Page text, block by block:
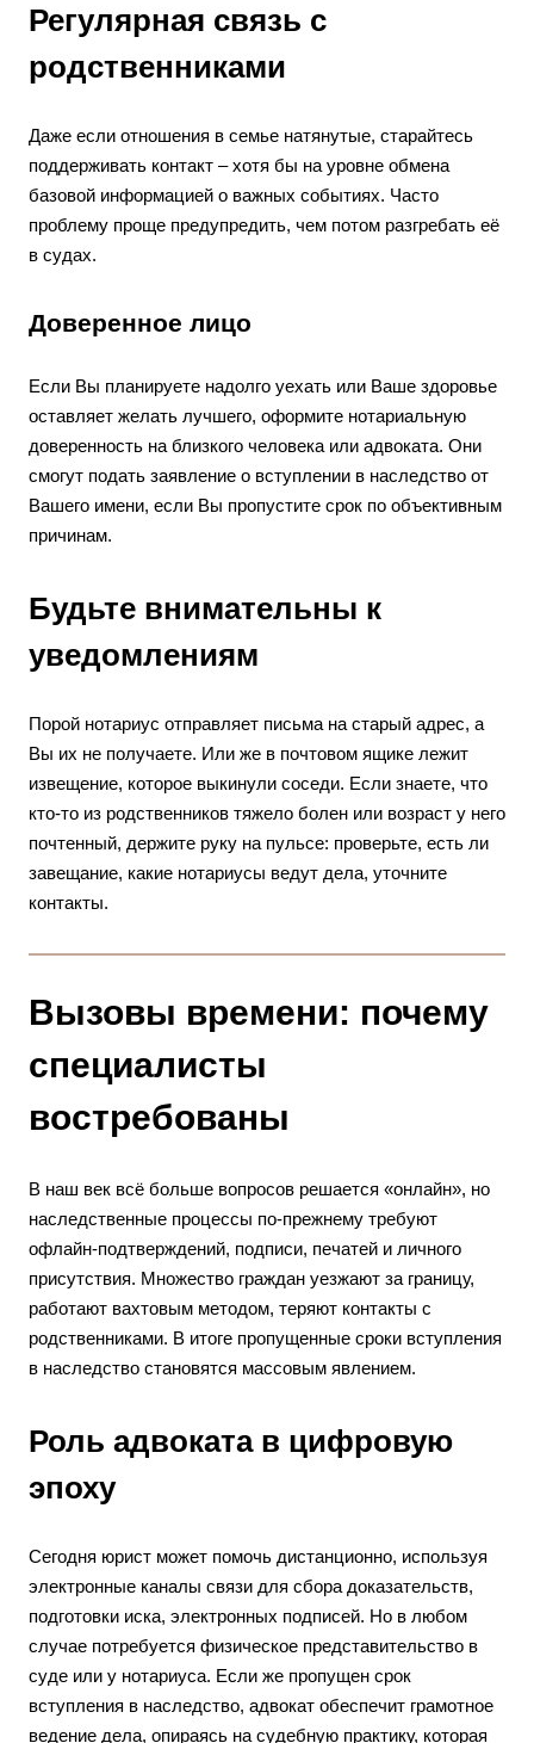
Регулярная связь с
родственниками
Даже если отношения в семье натянутые, старайтесь
поддерживать контакт – хотя бы на уровне обмена
базовой информацией о важных событиях. Часто
проблему проще предупредить, чем потом разгребать её
в судах.
Доверенное лицо
Если Вы планируете надолго уехать или Ваше здоровье
оставляет желать лучшего, оформите нотариальную
доверенность на близкого человека или адвоката. Они
смогут подать заявление о вступлении в наследство от
Вашего имени, если Вы пропустите срок по объективным
причинам.
Будьте внимательны к
уведомлениям
Порой нотариус отправляет письма на старый адрес, а
Вы их не получаете. Или же в почтовом ящике лежит
извещение, которое выкинули соседи. Если знаете, что
кто-то из родственников тяжело болен или возраст у него
почтенный, держите руку на пульсе: проверьте, есть ли
завещание, какие нотариусы ведут дела, уточните
контакты.
Вызовы времени: почему
специалисты
востребованы
В наш век всё больше вопросов решается «онлайн», но
наследственные процессы по-прежнему требуют
офлайн-подтверждений, подписи, печатей и личного
присутствия. Множество граждан уезжают за границу,
работают вахтовым методом, теряют контакты с
родственниками. В итоге пропущенные сроки вступления
в наследство становятся массовым явлением.
Роль адвоката в цифровую
эпоху
Сегодня юрист может помочь дистанционно, используя
электронные каналы связи для сбора доказательств,
подготовки иска, электронных подписей. Но в любом
случае потребуется физическое представительство в
суде или у нотариуса. Если же пропущен срок
вступления в наследство, адвокат обеспечит грамотное
ведение дела, опираясь на судебную практику, которая